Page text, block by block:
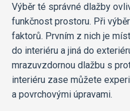
Výběr té správné dlažby
funkčnost prostoru. Při
faktorů. Prvním z nich je
do interiéru a jiná do
mrazuvzdornou dlažbu s
interiéru zase můžete
a povrchovými úpravami.